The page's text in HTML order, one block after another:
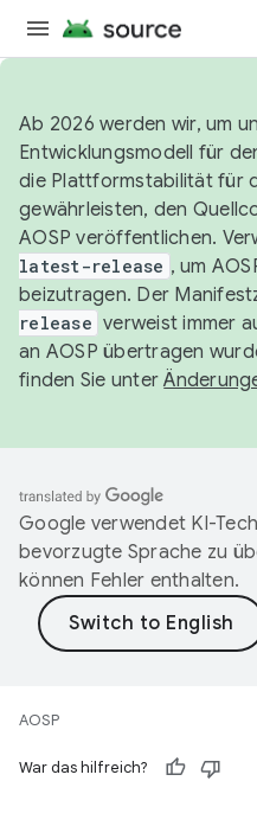
Ab 2026 werden wir, um
Entwicklungsmodell für
die Plattformstabilität für
gewährleisten, den
AOSP veröffentlichen.
latest-release , um
beizutragen. Der
release verweist immer
an AOSP übertragen
finden Sie unter
Google verwendet KI-
bevorzugte Sprache zu
können Fehler enthalten.
AOSP
War das hilfreich?